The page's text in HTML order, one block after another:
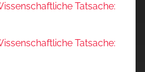
Tatsache:
Tatsache: